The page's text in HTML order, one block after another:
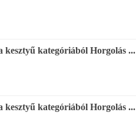
kesztyű kategóriából Horgolás ...
kesztyű kategóriából Horgolás ...